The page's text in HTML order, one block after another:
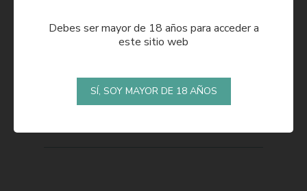
Debes ser mayor de 18 años para acceder a
este sitio web
SÍ, SOY MAYOR DE 18 AÑOS